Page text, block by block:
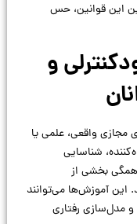
این قوانین، حس
و
مجازی واقعی، علمی یا
شناسایی
بخشی از
این آموزش‌ها می‌توانند
و مدل‌سازی رفتاری